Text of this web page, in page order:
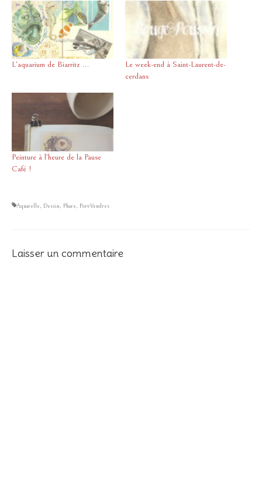
L’aquarium de Biarritz …
Le week-end à Saint-Laurent-de-
cerdans
Peinture à l’heure de la Pause
Café !
Aquarelle, Dessin, Phare, Port-Vendres
Laisser un commentaire